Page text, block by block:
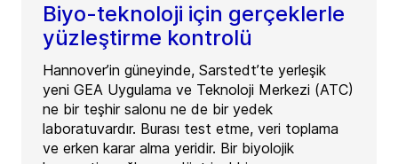
Biyo-teknoloji için gerçeklerle
yüzleştirme kontrolü
Hannover’in güneyinde, Sarstedt’te yerleşik
yeni GEA Uygulama ve Teknoloji Merkezi (ATC)
ne bir teşhir salonu ne de bir yedek
laboratuvardır. Burası test etme, veri toplama
ve erken karar alma yeridir. Bir biyolojik